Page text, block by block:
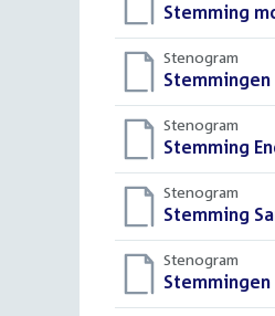
Download
bestand:
Stemming
Stenogram
Download
bestand:
Stenogram
Download
bestand:
Stemming
Stenogram
Download
bestand:
Stemming
Stenogram
Download
bestand: